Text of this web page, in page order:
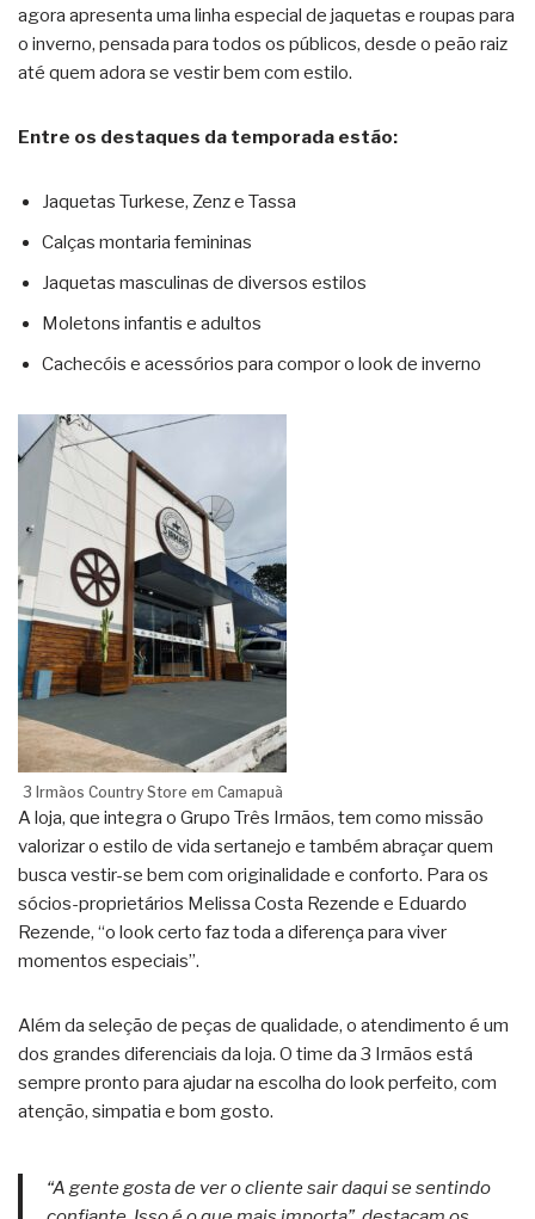
agora apresenta uma linha especial de jaquetas e roupas para
o inverno, pensada para todos os públicos, desde o peão raiz
até quem adora se vestir bem com estilo.
Entre os destaques da temporada estão:
Jaquetas Turkese, Zenz e Tassa
Calças montaria femininas
Jaquetas masculinas de diversos estilos
Moletons infantis e adultos
Cachecóis e acessórios para compor o look de inverno
3 Irmãos Country Store em Camapuã
A loja, que integra o Grupo Três Irmãos, tem como missão
valorizar o estilo de vida sertanejo e também abraçar quem
busca vestir-se bem com originalidade e conforto. Para os
sócios-proprietários Melissa Costa Rezende e Eduardo
Rezende, “o look certo faz toda a diferença para viver
momentos especiais”.
Além da seleção de peças de qualidade, o atendimento é um
dos grandes diferenciais da loja. O time da 3 Irmãos está
sempre pronto para ajudar na escolha do look perfeito, com
atenção, simpatia e bom gosto.
“A gente gosta de ver o cliente sair daqui se sentindo